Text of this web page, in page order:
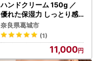
ハンドクリーム 150g ／
優れた保湿力 しっとり感
ひじ かかと ゲオール化粧
品 奈良県 葛城市【geol00
5】
奈良県葛城市
(1)
11,000